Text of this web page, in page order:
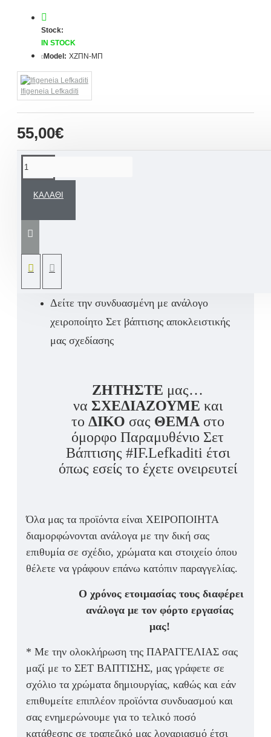
55,00€
Stock:
IN STOCK
Model: ΧΖΠΝ-ΜΠ
Ifigeneia Lefkaditi
ΚΑΛΆΘΙ
νονό με θέμα τον μικρό πρίγκιπα, από 100%
την υπογραφή μας 'IF.l"!
Δείτε την συνδυασμένη με ανάλογο
χειροποίητο Σετ βάπτισης αποκλειστικής
μας σχεδίασης
ΖΗΤΗΣΤΕ μας…
να ΣΧΕΔΙΑΖΟΥΜΕ και
το ΔΙΚΟ σας ΘΕΜΑ στο
όμορφο Παραμυθένιο Σετ
Βάπτισης #IF.Lefkaditi έτσι
όπως εσείς το έχετε ονειρευτεί
Όλα μας τα προϊόντα είναι ΧΕΙΡΟΠΟΙΗΤΑ
διαμορφώνονται ανάλογα με την δική σας
επιθυμία σε σχέδιο, χρώματα και στοιχείο όπου
θέλετε να γράφουν επάνω κατόπιν παραγγελίας.
Ο χρόνος ετοιμασίας τους διαφέρει
ανάλογα με τον φόρτο εργασίας
μας!
* Με την ολοκλήρωση της ΠΑΡΑΓΓΕΛΙΑΣ σας
μαζί με το ΣΕΤ ΒΑΠΤΙΣΗΣ, μας γράφετε σε
σχόλιο τα χρώματα δημιουργίας, καθώς και εάν
επιθυμείτε επιπλέον προϊόντα συνδυασμού και
σας ενημερώνουμε για το τελικό ποσό
κατάθεσης σε τραπεζικό μας λογαριασμό έτσι